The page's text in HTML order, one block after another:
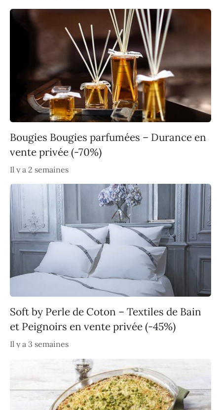
Bougies Bougies parfumées – Durance en
vente privée (-70%)
Il y a 2 semaines
Soft by Perle de Coton – Textiles de Bain
et Peignoirs en vente privée (-45%)
Il y a 3 semaines